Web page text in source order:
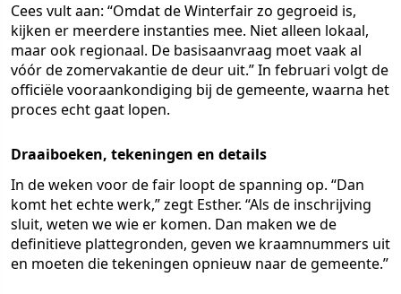
Cees vult aan: “Omdat de Winterfair zo gegroeid is,
kijken er meerdere instanties mee. Niet alleen lokaal,
maar ook regionaal. De basisaanvraag moet vaak al
vóór de zomervakantie de deur uit.” In februari volgt de
officiële vooraankondiging bij de gemeente, waarna het
proces echt gaat lopen.
Draaiboeken, tekeningen en details
In de weken voor de fair loopt de spanning op. “Dan
komt het echte werk,” zegt Esther. “Als de inschrijving
sluit, weten we wie er komen. Dan maken we de
definitieve plattegronden, geven we kraamnummers uit
en moeten die tekeningen opnieuw naar de gemeente.”